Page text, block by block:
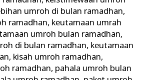
umroh di bulan ramadhan,
ramadhan, keutamaan umrah
umroh bulan ramadhan,
di bulan ramadhan, keutamaan
, kisah umroh ramadhan,
ramadhan, pahala umroh bulan